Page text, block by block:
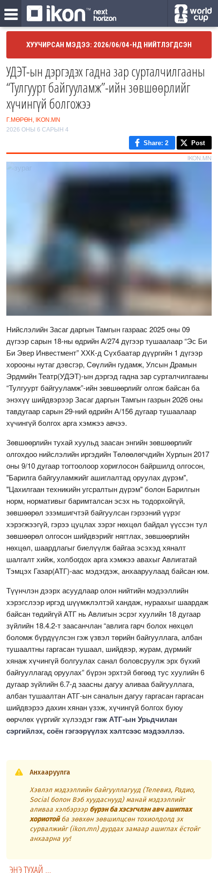
ХУУЧИРСАН МЭДЭЭ: 2026/06/04-НД НИЙТЛЭГДСЭН
УДЭТ-ын дэргэдэх гадна зар сурталчилгааны
“Тулгуурт байгууламж”-ийн зөвшөөрлийг
хүчингүй болгожээ
Г.МӨРӨН, IKON.MN
2026 ОНЫ 6 САРЫН 4
Share: 2 Post
IKON.MN
Нийслэлийн Засаг даргын Тамгын газраас 2025 оны 09
дүгээр сарын 18-ны өдрийн А/274 дүгээр тушаалаар “Эс Би
Би Эвер Инвестмент” ХХК-д Сүхбаатар дүүргийн 1 дүгээр
хорооны нутаг дэвсгэр, Сөүлийн гудамж, Улсын Драмын
Эрдмийн Театр(УДЭТ)-ын дэргэд гадна зар сурталчилгааны
“Тулгуурт байгууламж”-ийн зөвшөөрлийг олгож байсан ба
энэхүү шийдвэрээр Засаг даргын Тамгын газрын 2026 оны
тавдугаар сарын 29-ний өдрийн А/156 дугаар тушаалаар
хүчингүй болгох арга хэмжээ авчээ.
Зөвшөөрлийн тухай хуульд заасан энгийн зөвшөөрлийг
олгохдоо нийслэлийн иргэдийн Төлөөлөгчдийн Хурлын 2017
оны 9/10 дугаар тогтоолоор хориглосон байршилд олгосон,
"Барилга байгууламжийг ашиглалтад оруулах дүрэм",
"Цахилгаан техникийн угсралтын дүрэм" болон Барилгын
норм, нормативыг баримталсан эсэх нь тодорхойгүй,
зөвшөөрөл эзэмшигчтэй байгуулсан гэрээний үүрэг
хэрэгжээгүй, гэрээ цуцлах зэрэг нөхцөл байдал үүссэн тул
зөвшөөрөл олгосон шийдвэрийг нягтлах, зөвшөөрлийн
нөхцөл, шаардлагыг биелүүлж байгаа эсэхэд хяналт
шалгалт хийж, холбогдох арга хэмжээ авахыг Авлигатай
Тэмцэх Газар(АТГ)-аас мэдэгдэж, анхааруулаад байсан юм.
Түүнчлэн дээрх асуудлаар олон нийтийн мэдээллийн
хэрэгслээр иргэд шүүмжлэлтэй хандаж, нураахыг шаардаж
байсан төдийгүй АТГ нь Авлигын эсрэг хуулийн 18 дугаар
зүйлийн 18.4.2-т заасанчлан “авлига гарч болох нөхцөл
боломж бүрдүүлсэн гэж үзвэл төрийн байгууллага, албан
тушаалтны гаргасан тушаал, шийдвэр, журам, дүрмийг
хянаж хүчингүй болгуулах санал боловсруулж эрх бүхий
байгууллагад оруулах” бүрэн эрхтэй бөгөөд тус хуулийн 6
дугаар зүйлийн 6.7-д заасны дагуу аливаа байгууллага,
албан тушаалтан АТГ-ын саналын дагуу гаргасан гаргасан
шийдвэрээ дахин хянан үзэж, хүчингүй болгох буюу
өөрчлөх үүргийг хүлээдэг гэж АТГ-ын Урьдчилан
сэргийлэх, соён гэгээрүүлэх хэлтсээс мэдээллээ.
Анхааруулга
Хэвлэл мэдээллийн байгууллагууд (Телевиз, Радио,
Social болон Вэб хуудаснууд) манай мэдээллийг
аливаа хэлбэрээр бүрэн ба хэсэгчлэн авч ашиглах
хориотойба зөвхөн зөвшилцсөн тохиолдолд эх
сурвалжийг (ikon.mn) дурдах замаар ашиглах ёстойг
анхаарна уу!
ЭНЭ ТУХАЙ ...